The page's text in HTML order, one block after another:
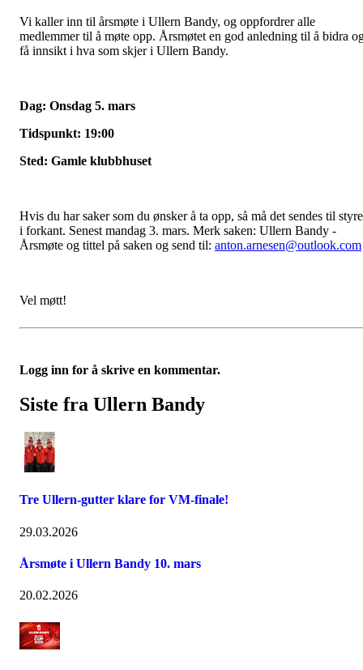
Vi kaller inn til årsmøte i Ullern Bandy, og oppfordrer alle
medlemmer til å møte opp. Årsmøtet en god anledning til å bidra
få innsikt i hva som skjer i Ullern Bandy.
Dag: Onsdag 5. mars
Tidspunkt: 19:00
Sted: Gamle klubbhuset
Hvis du har saker som du ønsker å ta opp, så må det sendes til
i forkant. Senest mandag 3. mars. Merk saken: Ullern Bandy -
Årsmøte og tittel på saken og send til: anton.arnesen@outlook.com
Vel møtt!
Logg inn for å skrive en kommentar.
Siste fra Ullern Bandy
Tre Ullern-gutter klare for VM-finale!
29.03.2026
Årsmøte i Ullern Bandy 10. mars
20.02.2026